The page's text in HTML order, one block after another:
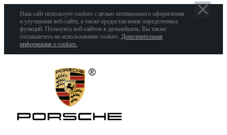
Наш сайт использует cookies с целью оптимального оформления
и улучшения веб-сайта, а также предоставления определенных
функций. Пользуясь веб-сайтом в дальнейшем, Вы также
соглашаетесь на использование cookies. Дополнительная
информация о cookies.